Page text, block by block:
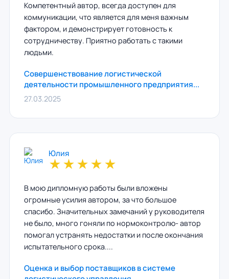
Компетентный автор, всегда доступен для
коммуникации, что является для меня важным
фактором, и демонстрирует готовность к
сотрудничеству. Приятно работать с такими
людьми.
Совершенствование логистической
деятельности промышленного предприятия...
27.03.2025
Юлия
★★★★★
В мою дипломную работы были вложены
огромные усилия автором, за что большое
спасибо. Значительных замечаний у руководителя
не было, много гоняли по нормоконтролю- автор
помогал устранять недостатки и после окончания
испытательного срока....
Оценка и выбор поставщиков в системе